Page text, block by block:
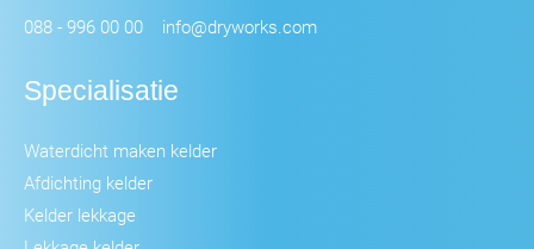
088 - 996 00 00 info@dryworks.com
Specialisatie
Waterdicht maken kelder
Afdichting kelder
Kelder lekkage